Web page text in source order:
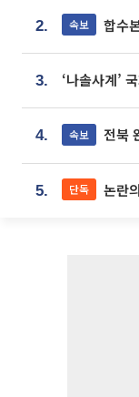
2. 속보 합수본,
3.
4. 속보 전북
5. 단독 논란의